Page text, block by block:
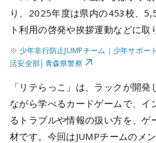
り、2025年度は県内の453校、
ト利用の啓発や挨拶運動などに取
※ 少年非行防止JUMPチーム｜少年サポ
活安全部│青森県警察
「リテらっこ」は、ラックが開
ながら学べるカードゲームで、イ
るトラブルや情報の扱い方を、ゲ
材です。今回はJUMPチームのメ